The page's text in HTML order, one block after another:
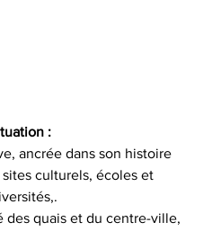
:
ancrée dans son histoire
culturels, écoles et
des quais et du centre-ville,